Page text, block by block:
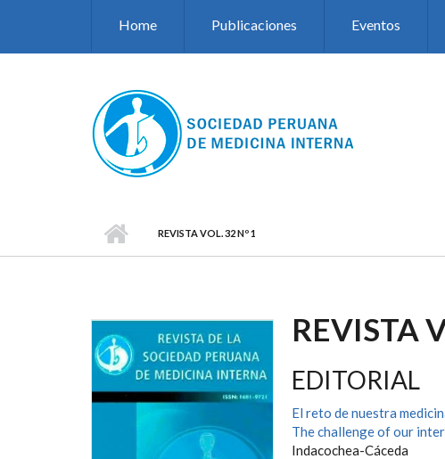
Home Publicaciones Eventos
REVISTA VOL. 32 Nº 1
REVISTA
EDITORIAL
El reto de nuestra
The challenge of our
Indacochea-Cáceda